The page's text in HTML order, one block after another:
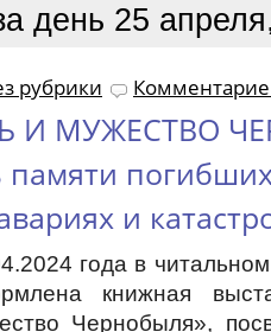
день 25
рубрики
И МУЖЕСТВО
памяти
и
года в
книжная
Чернобыля»,